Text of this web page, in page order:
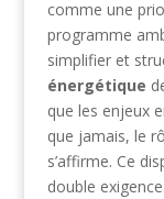
comme une
programme
simplifier et
énergétique
que les enjeux
que jamais, le
s’affirme. Ce
double